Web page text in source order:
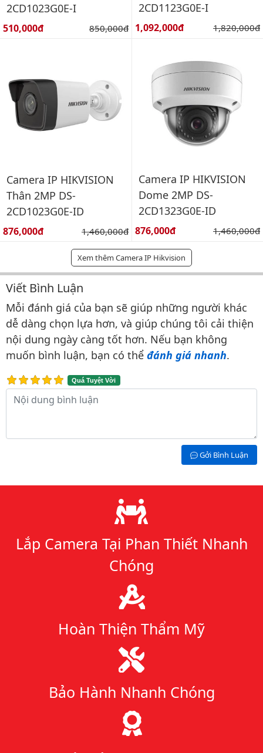
2CD1023G0E-I
Giá bán:
510,000đ Giá gốc:
850,000đ
2CD1123G0E-I
Giá bán:
1,092,000đ Giá gốc:
1,820,000đ
Camera IP HIKVISION
Thân 2MP DS-
2CD1023G0E-ID
Giá bán:
876,000đ Giá gốc:
1,460,000đ
Camera IP HIKVISION
Dome 2MP DS-
2CD1323G0E-ID
Giá bán:
876,000đ Giá gốc:
1,460,000đ
Xem thêm Camera IP Hikvision
Bình luận & Đánh giá
Viết Bình Luận
Mỗi đánh giá của bạn sẽ giúp những người khác
dễ dàng chọn lựa hơn, và giúp chúng tôi cải thiện
nội dung ngày càng tốt hơn. Nếu bạn không
muốn bình luận, bạn có thể đánh giá nhanh.
Quá Tuyệt Vời
Nội dung bình luận
Gởi Bình Luận
Lý do chọn chúng tôi
Lắp Camera Tại Phan Thiết Nhanh
Chóng
Hoàn Thiện Thẩm Mỹ
Bảo Hành Nhanh Chóng